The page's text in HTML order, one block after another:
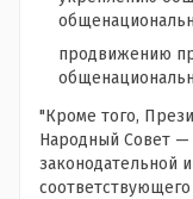
продвижению
"Кроме того,
Народный Совет —
законодательной